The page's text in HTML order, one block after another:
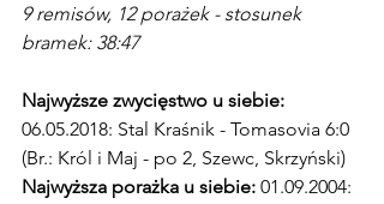
9 remisów, 12 porażek - stosunek
bramek: 38:47
Najwyższe zwycięstwo u siebie:
06.05.2018: Stal Kraśnik - Tomasovia 6:0
(Br.: Król i Maj - po 2, Szewc, Skrzyński)
Najwyższa porażka u siebie: 01.09.2004: